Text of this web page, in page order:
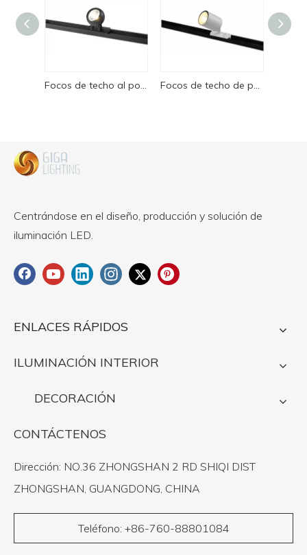
Focos de techo al por mayor directos de fábrica Foco de techo redondo negro mate giratorio ajustable, casquillo GU10, luz de techo montada en superficie de aluminio Lámpara de techo Downlight Focos de techo de producción a granel CE VDE Foco de techo redondo negro mate giratorio ajustable, casquillo GU10, luz de techo montada en superficie de aluminio Lámpara de techo Downlight
Centrándose en el diseño, producción y solución de
iluminación LED.
ENLACES RÁPIDOS
ILUMINACIÓN INTERIOR
DECORACIÓN
CONTÁCTENOS
Dirección: NO.36 ZHONGSHAN 2 RD SHIQI DIST
ZHONGSHAN, GUANGDONG, CHINA
Teléfono: +86-760-88801084